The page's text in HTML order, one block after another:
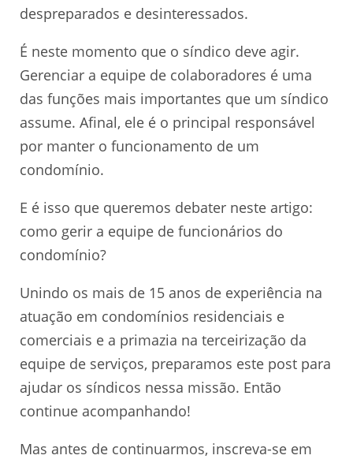
despreparados e desinteressados.
É neste momento que o síndico deve agir.
Gerenciar a equipe de colaboradores é uma
das funções mais importantes que um síndico
assume. Afinal, ele é o principal responsável
por manter o funcionamento de um
condomínio.
E é isso que queremos debater neste artigo:
como gerir a equipe de funcionários do
condomínio?
Unindo os mais de 15 anos de experiência na
atuação em condomínios residenciais e
comerciais e a primazia na terceirização da
equipe de serviços, preparamos este post para
ajudar os síndicos nessa missão. Então
continue acompanhando!
Mas antes de continuarmos, inscreva-se em